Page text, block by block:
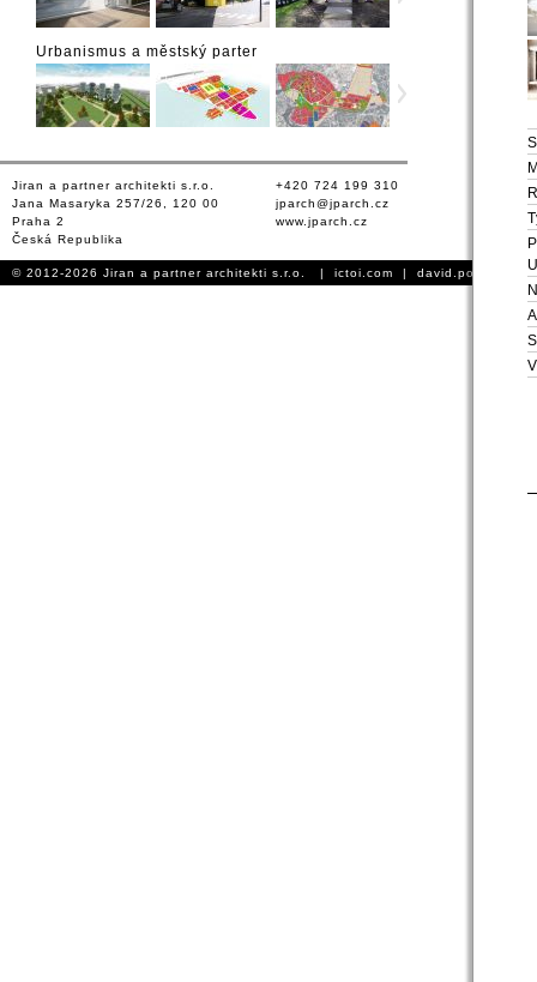
Urbanismus a městský parter
Jiran a partner architekti s.r.o.
Jana Masaryka 257/26, 120 00
Praha 2
Česká Republika
+420 724 199 310
jparch@jparch.cz
www.jparch.cz
© 2012-2026 Jiran a partner architekti s.r.o. | ictoi.com |